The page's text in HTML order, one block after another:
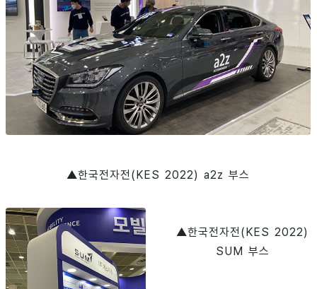
▲한국전자전(KES 2022) a2z 부스
▲한국전자전(KES 2022)
SUM 부스